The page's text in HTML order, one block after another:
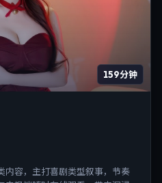
159分钟
内容，主打喜剧类型叙事，节奏